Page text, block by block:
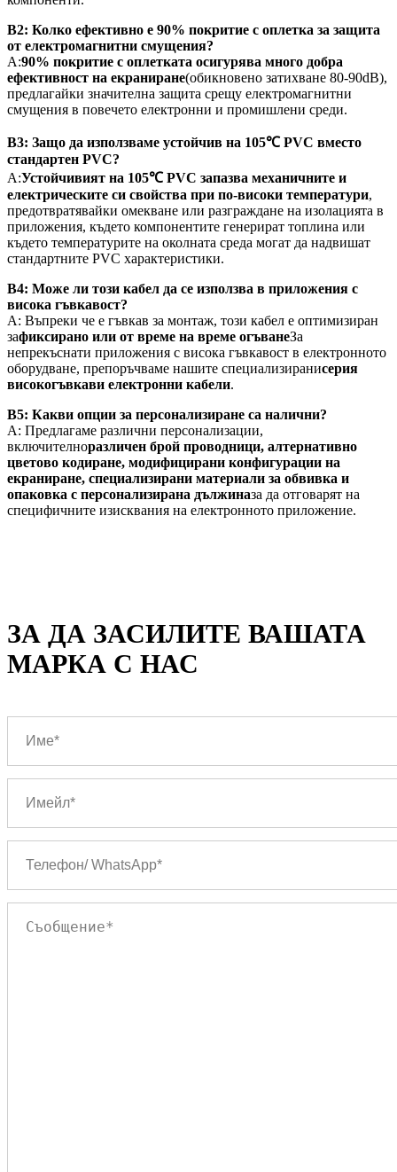
В2: Колко ефективно е 90% покритие с оплетка за защита
от електромагнитни смущения?
А:90% покритие с оплетката осигурява много добра
ефективност на екраниране(обикновено затихване 80-90dB),
предлагайки значителна защита срещу електромагнитни
смущения в повечето електронни и промишлени среди.
В3: Защо да използваме устойчив на 105℃ PVC вместо
стандартен PVC?
А:Устойчивият на 105℃ PVC запазва механичните и
електрическите си свойства при по-високи температури,
предотвратявайки омекване или разграждане на изолацията в
приложения, където компонентите генерират топлина или
където температурите на околната среда могат да надвишат
стандартните PVC характеристики.
В4: Може ли този кабел да се използва в приложения с
висока гъвкавост?
A: Въпреки че е гъвкав за монтаж, този кабел е оптимизиран
зафиксирано или от време на време огъванеЗа
непрекъснати приложения с висока гъвкавост в електронното
оборудване, препоръчваме нашите специализиранисерия
високогъвкави електронни кабели.
В5: Какви опции за персонализиране са налични?
A: Предлагаме различни персонализации,
включителноразличен брой проводници, алтернативно
цветово кодиране, модифицирани конфигурации на
екраниране, специализирани материали за обвивка и
опаковка с персонализирана дължиназа да отговарят на
специфичните изисквания на електронното приложение.
ЗА ДА ЗАСИЛИТЕ ВАШАТА
МАРКА С НАС